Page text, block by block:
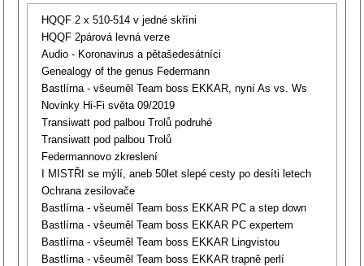
HQQF 2 x 510-514 v jedné skříni
HQQF 2párová levná verze
Audio - Koronavirus a pětašedesátníci
Genealogy of the genus Federmann
Bastlírna - všeuměl Team boss EKKAR, nyní As vs. Ws
Novinky Hi-Fi světa 09/2019
Transiwatt pod palbou Trolů podruhé
Transiwatt pod palbou Trolů
Federmannovo zkreslení
I MISTŘI se mýlí, aneb 50let slepé cesty po desíti letech
Ochrana zesilovače
Bastlírna - všeuměl Team boss EKKAR PC a step down
Bastlírna - všeuměl Team boss EKKAR PC expertem
Bastlírna - všeuměl Team boss EKKAR Lingvistou
Bastlírna - všeuměl Team boss EKKAR trapně perlí